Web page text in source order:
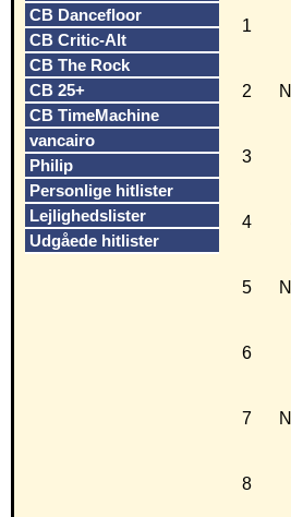
CB Dancefloor
CB Critic-Alt
CB The Rock
CB 25+
CB TimeMachine
vancairo
Philip
Personlige hitlister
Lejlighedslister
Udgåede hitlister
1
2
3
4
5
6
7
8